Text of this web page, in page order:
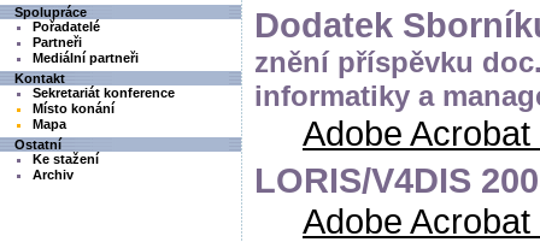
Spolupráce
Pořadatelé
Partneři
Mediální partneři
Kontakt
Sekretariát konference
Místo konání
Mapa
Ostatní
Ke stažení
Archiv
Dodatek
znění příspěvku
informatiky a
Adobe
LORIS/V4DIS
Adobe